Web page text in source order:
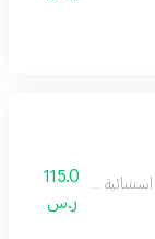
مختارة بعناية
115.0
ر.س